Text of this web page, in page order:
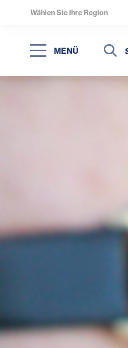
Wählen Sie Ihre Region
MENÜ
Suche
Suche